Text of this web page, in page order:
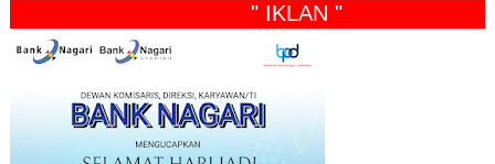
" IKLAN "